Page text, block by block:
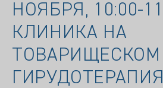
НОЯБРЯ, 10:00-
КЛИНИКА НА
ТОВАРИЩЕСКОМ